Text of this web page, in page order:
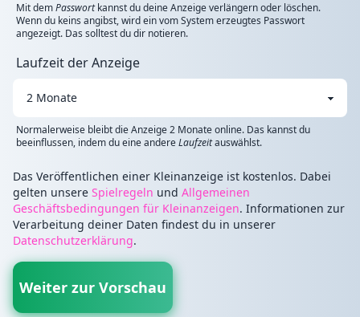
Mit demPasswortkannst du deine Anzeige verlängern oder löschen.
Wenn du keins angibst, wird ein vom System erzeugtes Passwort
angezeigt. Das solltest du dir notieren.
Laufzeit der Anzeige
Normalerweise bleibt die Anzeige 2 Monate online. Das kannst du
beeinflussen, indem du eine andereLaufzeitauswählst.
Das Veröffentlichen einer Kleinanzeige ist kostenlos. Dabei
gelten unsere Spielregeln und Allgemeinen
Geschäftsbedingungen für Kleinanzeigen. Informationen zur
Verarbeitung deiner Daten findest du in unserer
Datenschutzerklärung.